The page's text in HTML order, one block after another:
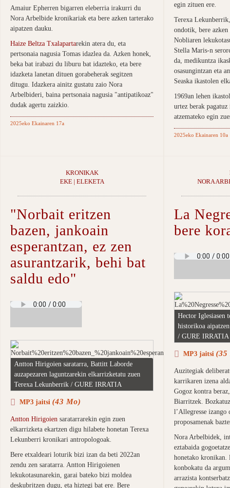
Amaiur Epherren bigarren eleberria irakurri du
Nora Arbelbide kronikariak eta bere azken tarterako
aipatzen dauku.
Haize Beltza Txalapartarekin atera du, eta
pertsonaia nagusia Tomas idazlea da. Azken honek,
beka bat irabazi du liburu bat idazteko, eta bere
idazketa lanetan dituen gorabeherak segitzen
ditugu. Idazkera ainitz gustatu zaio Nora
Arbelbideri, baina pertsonaia nagusia "antipatikoaz"
dudak agertu zaizkio.
2025eko Ekainaren 17a
egin zituen ere.
Terexa
ondotik, bere
Nobliaren
Stella Maris-n
da, medikuntza
osasungintzan eta
Seaska ikastolen
1969an lehen
urtez berak pagatuz
atzemateko egin
2025eko Ekainaren 10a
KRONIKAK
EKE | ELEKETA
"Norbait eritzen
bazen, jankoain
esperantzan, ez zen
asurantzarik, behi bat
saldu edo"
Antton Hirigoien saratarra, Battitt Laborde
auzapezaren laguntzarekin elkarrizketatu zuen
Terexa Lekunberrik / GURE IRRATIA
MP3 jaitsi (43 Mo)
Antton Hirigoien saratarrarekin egin zuen
elkarrizketa ekartzen digu hilabete honetan Terexa
Lekunberri kronikari antropologoak.
Bere etxaldeari loturik bizi izan da beti 2022an
zendu zen saratarra. Antton Hirigoienen
lekukotasunarekin, garai bateko bizi moldea
deskubritzen dugu, eta hiztegi bat ere. Bere
NORA
La
bere
Hector Iglesiasen
historikoa
/ GURE IRRATIA
MP3 jaitsi (35
Auzitegiak
karrikaren izena
Gogoz kontra
Biarritzek.
l’Allegresse izango
proposamenak
Nora Arbelbidek,
eztabaida
honetako kronikan.
konbokatu da
arrazista